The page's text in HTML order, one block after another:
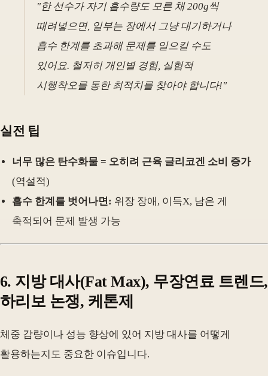
"한 선수가 자기 흡수량도 모른 채 200g씩
때려넣으면, 일부는 장에서 그냥 대기하거나
흡수 한계를 초과해 문제를 일으킬 수도
있어요. 철저히 개인별 경험, 실험적
시행착오를 통한 최적치를 찾아야 합니다!"
실전 팁
너무 많은 탄수화물 = 오히려 근육 글리코겐 소비 증가
(역설적)
흡수 한계를 벗어나면: 위장 장애, 이득X, 남은 게
축적되어 문제 발생 가능
6. 지방 대사(Fat Max), 무장연료 트렌드,
하리보 논쟁, 케톤제
체중 감량이나 성능 향상에 있어 지방 대사를 어떻게
활용하는지도 중요한 이슈입니다.